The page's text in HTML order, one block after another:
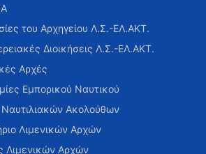
του Αρχηγείου Λ.Σ.-ΕΛ.ΑΚΤ.
Διοικήσεις Λ.Σ.-ΕΛ.ΑΚΤ.
Αρχές
Εμπορικού Ναυτικού
Ακολούθων
Λιμενικών Αρχών
Λιμενικών Αρχών